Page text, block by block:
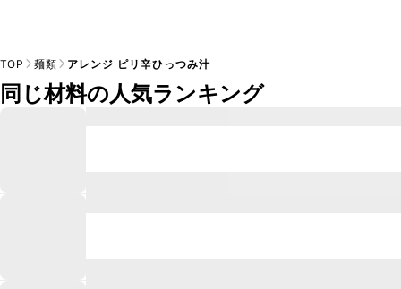
TOP 麺類 アレンジ ピリ辛ひっつみ汁
同じ材料の人気ランキング